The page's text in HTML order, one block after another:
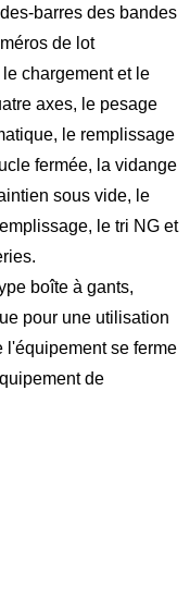
barres des bandes
de lot
chargement et le
axes, le pesage
le remplissage
fermée, la vidange
sous vide, le
le tri NG et
boîte à gants,
pour une utilisation
l'équipement se ferme
de